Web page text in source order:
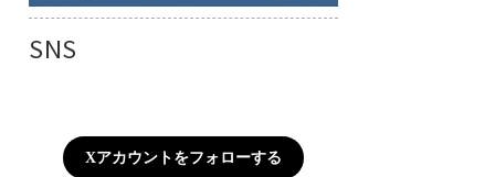
SNS
Xアカウントをフォローする